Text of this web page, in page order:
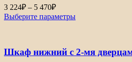
3 224₽ – 5 470₽Диапазон
цен:
3
5
Выберите параметры
Шкаф нижний с 2-мя